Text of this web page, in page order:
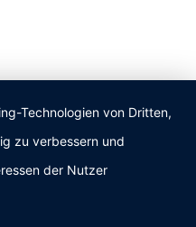
Technologien von Dritten,
zu verbessern und
der Nutzer